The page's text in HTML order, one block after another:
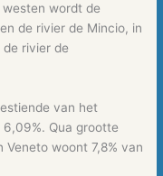
wordt de
de rivier de Mincio, in
rivier de
van het
Qua grootte
woont 7,8% van